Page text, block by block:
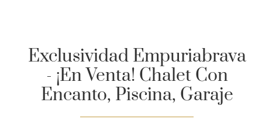
Exclusividad Empuriabrava
- ¡En Venta! Chalet Con
Encanto, Piscina, Garaje